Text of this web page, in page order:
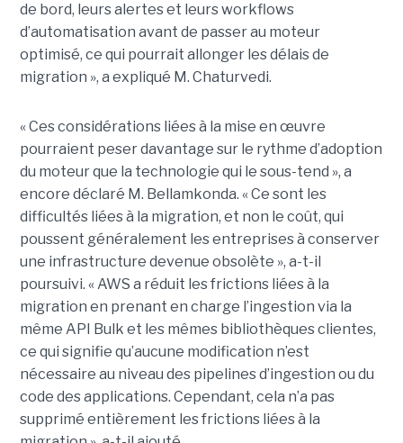
de bord, leurs alertes et leurs workflows
d’automatisation avant de passer au moteur
optimisé, ce qui pourrait allonger les délais de
migration », a expliqué M. Chaturvedi.
« Ces considérations liées à la mise en œuvre
pourraient peser davantage sur le rythme d’adoption
du moteur que la technologie qui le sous-tend », a
encore déclaré M. Bellamkonda. « Ce sont les
difficultés liées à la migration, et non le coût, qui
poussent généralement les entreprises à conserver
une infrastructure devenue obsolète », a-t-il
poursuivi. « AWS a réduit les frictions liées à la
migration en prenant en charge l’ingestion via la
même API Bulk et les mêmes bibliothèques clientes,
ce qui signifie qu’aucune modification n’est
nécessaire au niveau des pipelines d’ingestion ou du
code des applications. Cependant, cela n’a pas
supprimé entièrement les frictions liées à la